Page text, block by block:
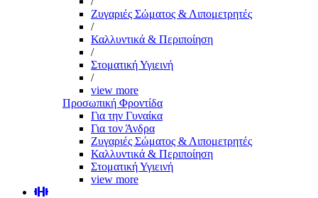
Ζυγαριές Σώματος & Λιπομετρητές
/
Καλλυντικά & Περιποίηση
/
Στοματική Υγιεινή
/
view more
Προσωπική Φροντίδα
Για την Γυναίκα
Για τον Άνδρα
Ζυγαριές Σώματος & Λιπομετρητές
Καλλυντικά & Περιποίηση
Στοματική Υγιεινή
view more